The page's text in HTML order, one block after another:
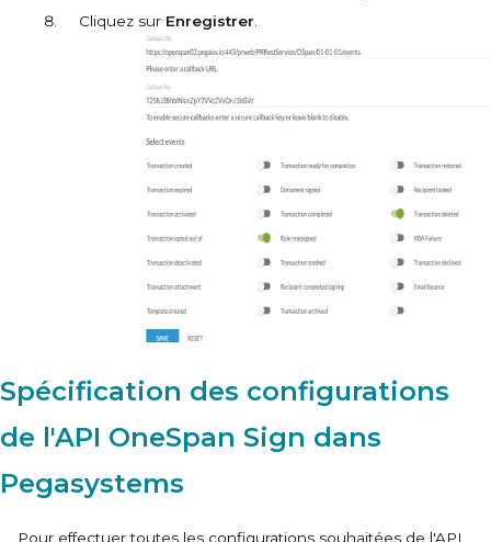
Cliquez sur Enregistrer
Spécification des configurations
de l'API OneSpan Sign dans
Pegasystems
Pour effectuer toutes les configurations souhaitées de l'API